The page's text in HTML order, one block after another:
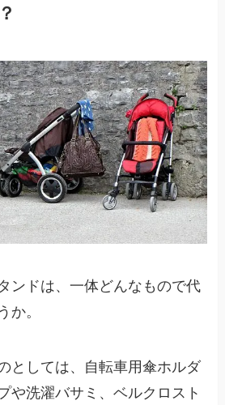
ンドは、一体どんなもので代
か。
としては、自転車用傘ホルダ
や洗濯バサミ、ベルクロスト